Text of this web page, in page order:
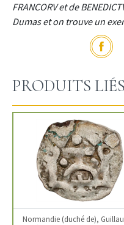
FRANCORV et de
Dumas et on trouve un
PRODUITS LIÉS
Normandie (duché de),